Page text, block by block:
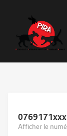
0769171xxx
Afficher le